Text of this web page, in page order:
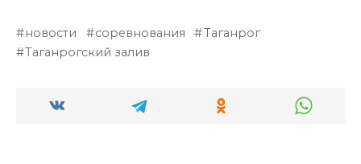
новости соревнования
Таганрог
Таганрогский залив